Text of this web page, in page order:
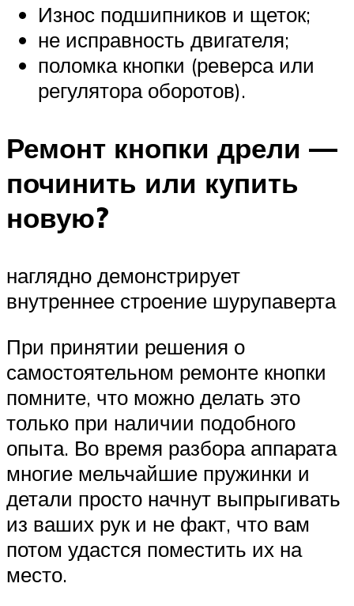
Износ подшипников и щеток;
не исправность двигателя;
поломка кнопки (реверса или
регулятора оборотов).
Ремонт кнопки дрели —
починить или купить
новую?
наглядно демонстрирует
внутреннее строение шурупаверта
При принятии решения о
самостоятельном ремонте кнопки
помните, что можно делать это
только при наличии подобного
опыта. Во время разбора аппарата
многие мельчайшие пружинки и
детали просто начнут выпрыгивать
из ваших рук и не факт, что вам
потом удастся поместить их на
место.